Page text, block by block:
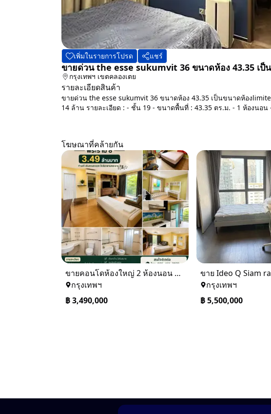
เพิ่มในรายการโปรด แชร์
ขายด่วน the esse sukumvit 36 ขนาดห้อง 43.35 เ
กรุงเทพฯ เขตคลองเตย
รายละเอียดสินค้า
ขายด่วน the esse sukumvit 36 ขนาดห้อง 43.35 เป็นขนาดห้อง
14 ล้าน รายละเอียด : - ชั้น 19 - ขนาดพื้นที่ : 43.35 ตร.ม. - 1 ห้องนอน
โฆษณาที่คล้ายกัน
ขายคอนโดห้องใหญ่ 2 ห้องนอน ทำเลพระราม 8 Lumpini Place Rama VIII
กรุงเทพฯ
฿3,490,000
กรุงเทพฯ
฿5,500,000